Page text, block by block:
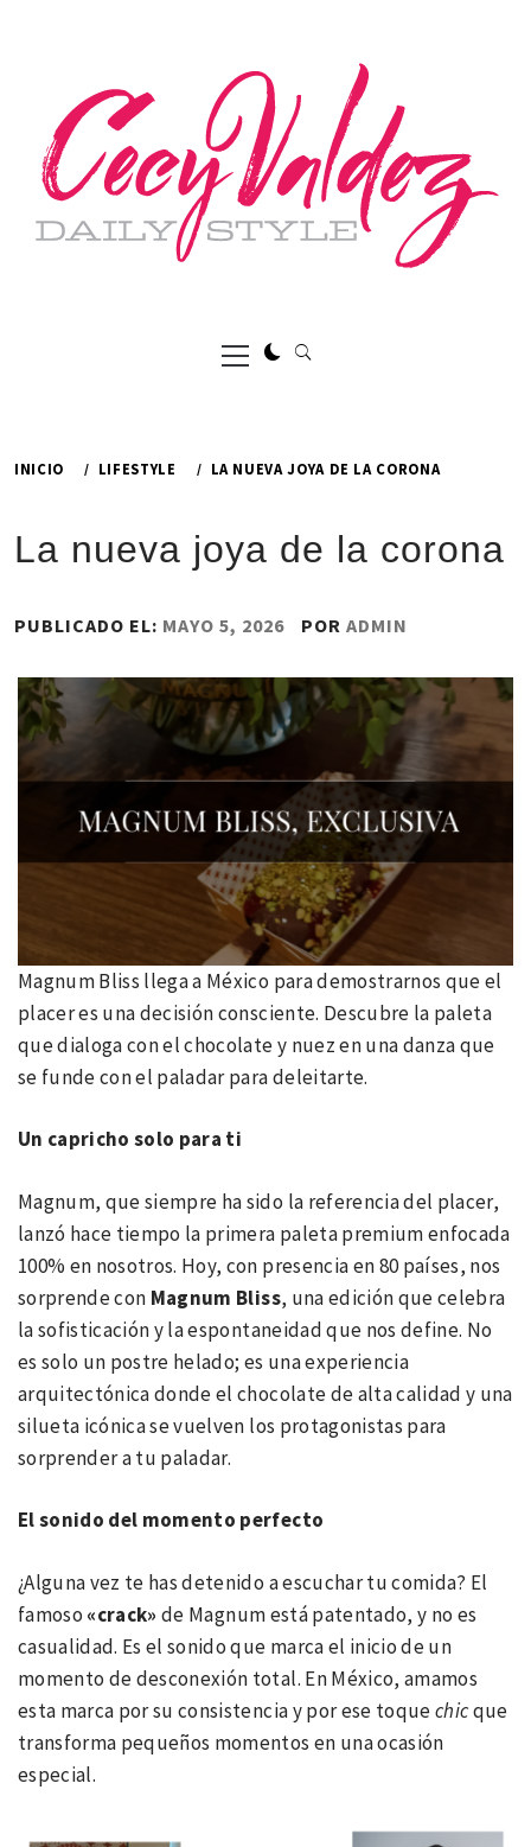
Menú
principal
INICIO LIFESTYLE LA NUEVA JOYA DE LA CORONA
La nueva joya de la corona
PUBLICADO EL: MAYO 5, 2026 POR ADMIN
Magnum Bliss llega a México para demostrarnos que el
placer es una decisión consciente. Descubre la paleta
que dialoga con el chocolate y nuez en una danza que
se funde con el paladar para deleitarte.
Un capricho solo para ti
Magnum, que siempre ha sido la referencia del placer,
lanzó hace tiempo la primera paleta premium enfocada
100% en nosotros. Hoy, con presencia en 80 países, nos
sorprende con Magnum Bliss, una edición que celebra
la sofisticación y la espontaneidad que nos define. No
es solo un postre helado; es una experiencia
arquitectónica donde el chocolate de alta calidad y una
silueta icónica se vuelven los protagonistas para
sorprender a tu paladar.
El sonido del momento perfecto
¿Alguna vez te has detenido a escuchar tu comida? El
famoso «crack» de Magnum está patentado, y no es
casualidad. Es el sonido que marca el inicio de un
momento de desconexión total. En México, amamos
esta marca por su consistencia y por ese toquechicque
transforma pequeños momentos en una ocasión
especial.